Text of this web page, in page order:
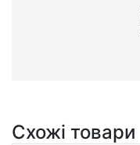
Схожі товари